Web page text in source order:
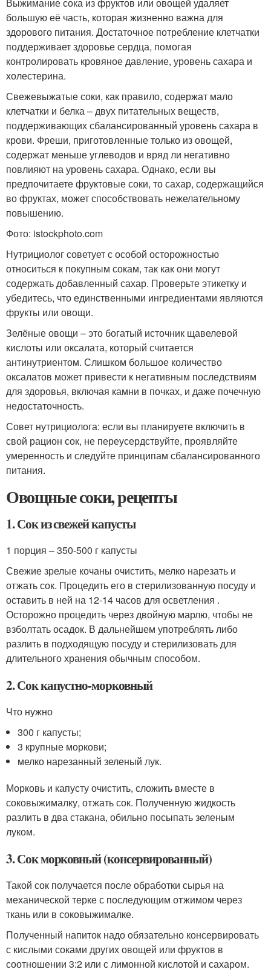
большую её часть, которая жизненно важна для
здорового питания. Достаточное потребление клетчатки
поддерживает здоровье сердца, помогая
контролировать кровяное давление, уровень сахара и
холестерина.
Свежевыжатые соки, как правило, содержат мало
клетчатки и белка – двух питательных веществ,
поддерживающих сбалансированный уровень сахара в
крови. Фреши, приготовленные только из овощей,
содержат меньше углеводов и вряд ли негативно
повлияют на уровень сахара. Однако, если вы
предпочитаете фруктовые соки, то сахар, содержащийся
во фруктах, может способствовать нежелательному
повышению.
Фото: istockphoto.com
Нутрициолог советует с особой осторожностью
относиться к покупным сокам, так как они могут
содержать добавленный сахар. Проверьте этикетку и
убедитесь, что единственными ингредиентами являются
фрукты или овощи.
Зелёные овощи – это богатый источник щавелевой
кислоты или оксалата, который считается
антинутриентом. Слишком большое количество
оксалатов может привести к негативным последствиям
для здоровья, включая камни в почках, и даже почечную
недостаточность.
Совет нутрициолога: если вы планируете включить в
свой рацион сок, не переусердствуйте, проявляйте
умеренность и следуйте принципам сбалансированного
питания.
Овощные соки, рецепты
1. Сок из свежей капусты
1 порция – 350-500 г капусты
Свежие зрелые кочаны очистить, мелко нарезать и
отжать сок. Процедить его в стерилизованную посуду и
оставить в ней на 12-14 часов для осветления .
Осторожно процедить через двойную марлю, чтобы не
взболтать осадок. В дальнейшем употреблять либо
разлить в подходящую посуду и стерилизовать для
длительного хранения обычным способом.
2. Сок капустно-морковный
Что нужно
300 г капусты;
3 крупные моркови;
мелко нарезанный зеленый лук.
Морковь и капусту очистить, сложить вместе в
соковыжималку, отжать сок. Полученную жидкость
разлить в два стакана, обильно посыпать зеленым
луком.
3. Сок морковный (консервированный)
Такой сок получается после обработки сырья на
механической терке с последующим отжимом через
ткань или в соковыжималке.
Полученный напиток надо обязательно консервировать
с кислыми соками других овощей или фруктов в
соотношении 3:2 или с лимонной кислотой и сахаром.